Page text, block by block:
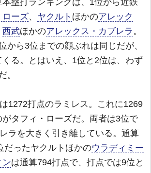
塁打ランキングは、1位から近鉄
ローズ、 ヤクルト ほかのアレック
西武ほかのアレックス・カブレラ 。
から3位までの顔ぶれは同じだが、
る。とはいえ、1位と2位は、わず
。
1272打点のラミレス。これに1269
タフィ・ローズだ。両者は3位で
ラを大きく引き離している。通算
だったヤクルトほかのウラディミー
ンは通算794打点で、打点では9位と